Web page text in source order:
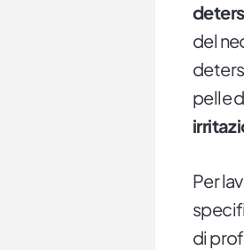
del
pelle
Per
di